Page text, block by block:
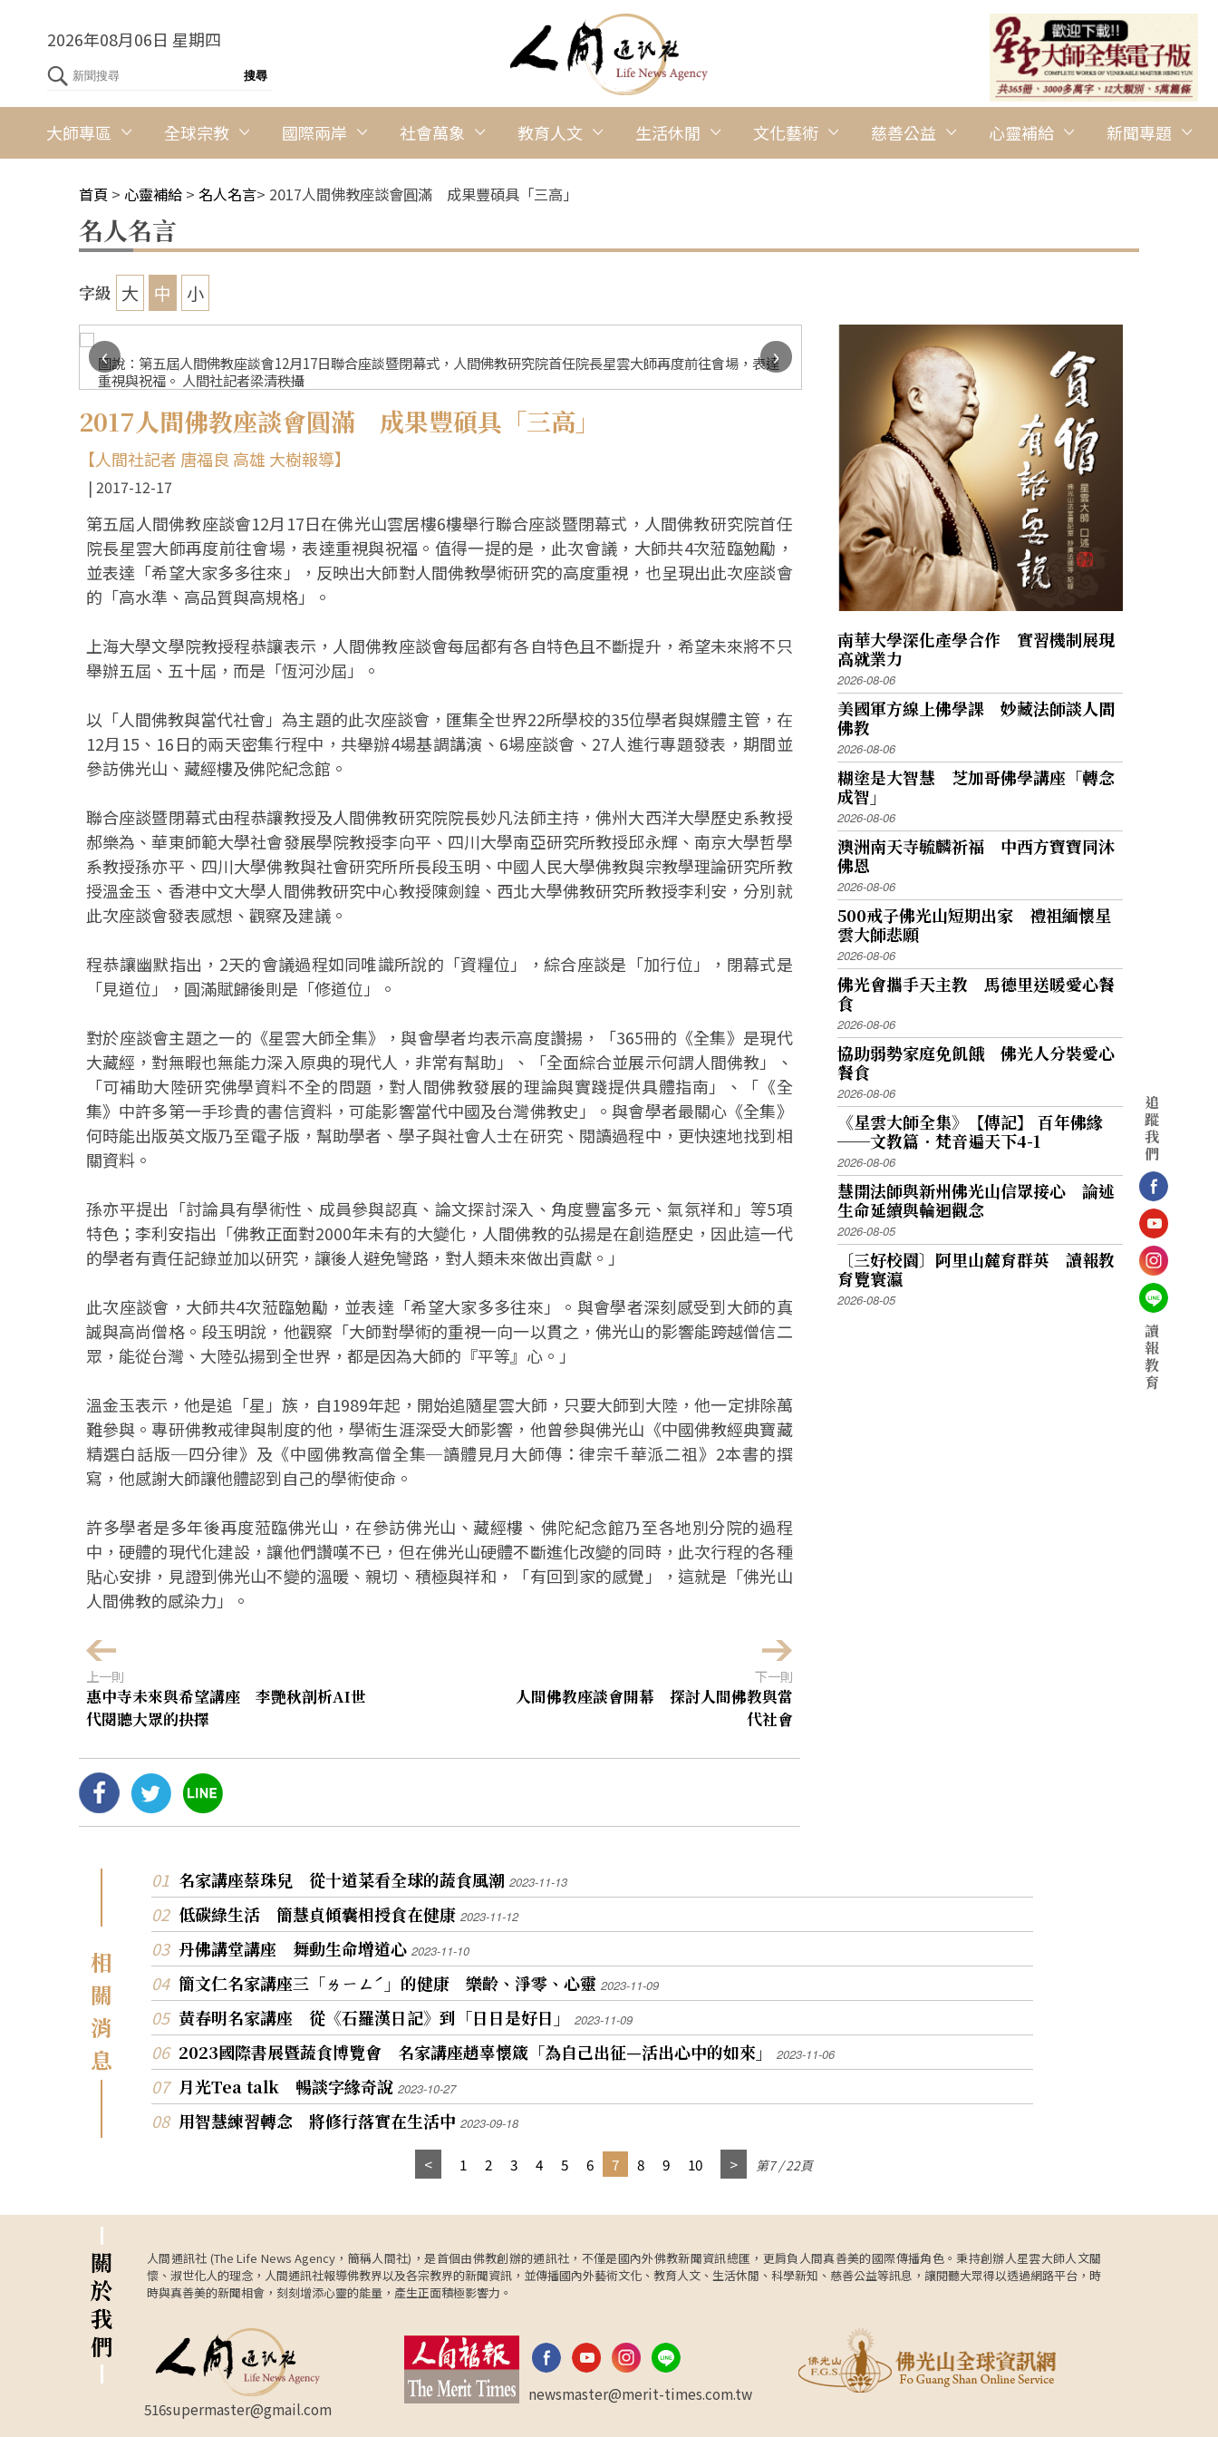
2026年08月06日 星期四
大師專區 全球宗教 國際兩岸 社會萬象 教育人文 生活休閒 文化藝術 慈善公益 心靈補給 新聞專題
首頁 > 心靈補給 > 名人名言> 2017人間佛教座談會圓滿 成果豐碩具「三高」
名人名言
字級 大 中 小
圖說：第五屆人間佛教座談會12月17日聯合座談暨閉幕式，人間佛教研究院首任院長星雲大師再度前往會場，表達
重視與祝福。 人間社記者梁清秩攝
圖說：第五屆人間佛教座談會12月17日在佛光山雲居樓6樓舉行
‹
›
2017人間佛教座談會圓滿 成果豐碩具「三高」
【人間社記者 唐福良 高雄 大樹報導】
2017-12-17
第五屆人間佛教座談會12月17日在佛光山雲居樓6樓舉行聯合座談暨閉幕式，人間佛教研究院首任
院長星雲大師再度前往會場，表達重視與祝福。值得一提的是，此次會議，大師共4次蒞臨勉勵，
並表達「希望大家多多往來」，反映出大師對人間佛教學術研究的高度重視，也呈現出此次座談會
的「高水準、高品質與高規格」。
上海大學文學院教授程恭讓表示，人間佛教座談會每屆都有各自特色且不斷提升，希望未來將不只
舉辦五屆、五十屆，而是「恆河沙屆」。
以「人間佛教與當代社會」為主題的此次座談會，匯集全世界22所學校的35位學者與媒體主管，在
12月15、16日的兩天密集行程中，共舉辦4場基調講演、6場座談會、27人進行專題發表，期間並
參訪佛光山、藏經樓及佛陀紀念館。
聯合座談暨閉幕式由程恭讓教授及人間佛教研究院院長妙凡法師主持，佛州大西洋大學歷史系教授
郝樂為、華東師範大學社會發展學院教授李向平、四川大學南亞研究所教授邱永輝、南京大學哲學
系教授孫亦平、四川大學佛教與社會研究所所長段玉明、中國人民大學佛教與宗教學理論研究所教
授溫金玉、香港中文大學人間佛教研究中心教授陳劍鍠、西北大學佛教研究所教授李利安，分別就
此次座談會發表感想、觀察及建議。
程恭讓幽默指出，2天的會議過程如同唯識所說的「資糧位」，綜合座談是「加行位」，閉幕式是
「見道位」，圓滿賦歸後則是「修道位」。
對於座談會主題之一的《星雲大師全集》，與會學者均表示高度讚揚，「365冊的《全集》是現代
大藏經，對無暇也無能力深入原典的現代人，非常有幫助」、「全面綜合並展示何謂人間佛教」、
「可補助大陸研究佛學資料不全的問題，對人間佛教發展的理論與實踐提供具體指南」、「《全
集》中許多第一手珍貴的書信資料，可能影響當代中國及台灣佛教史」。與會學者最關心《全集》
何時能出版英文版乃至電子版，幫助學者、學子與社會人士在研究、閱讀過程中，更快速地找到相
關資料。
孫亦平提出「討論具有學術性、成員參與認真、論文探討深入、角度豐富多元、氣氛祥和」等5項
特色；李利安指出「佛教正面對2000年未有的大變化，人間佛教的弘揚是在創造歷史，因此這一代
的學者有責任記錄並加以研究，讓後人避免彎路，對人類未來做出貢獻。」
此次座談會，大師共4次蒞臨勉勵，並表達「希望大家多多往來」。與會學者深刻感受到大師的真
誠與高尚僧格。段玉明說，他觀察「大師對學術的重視一向一以貫之，佛光山的影響能跨越僧信二
眾，能從台灣、大陸弘揚到全世界，都是因為大師的『平等』心。」
溫金玉表示，他是追「星」族，自1989年起，開始追隨星雲大師，只要大師到大陸，他一定排除萬
難參與。專研佛教戒律與制度的他，學術生涯深受大師影響，他曾參與佛光山《中國佛教經典寶藏
精選白話版─四分律》及《中國佛教高僧全集─讀體見月大師傳：律宗千華派二祖》2本書的撰
寫，他感謝大師讓他體認到自己的學術使命。
許多學者是多年後再度蒞臨佛光山，在參訪佛光山、藏經樓、佛陀紀念館乃至各地別分院的過程
中，硬體的現代化建設，讓他們讚嘆不已，但在佛光山硬體不斷進化改變的同時，此次行程的各種
貼心安排，見證到佛光山不變的溫暖、親切、積極與祥和，「有回到家的感覺」，這就是「佛光山
人間佛教的感染力」。
上一則
惠中寺未來與希望講座 李艷秋剖析AI世
代閱聽大眾的抉擇
下一則
人間佛教座談會開幕 探討人間佛教與當
代社會
南華大學深化產學合作 實習機制展現
高就業力
2026-08-06
美國軍方線上佛學課 妙藏法師談人間
佛教
2026-08-06
糊塗是大智慧 芝加哥佛學講座「轉念
成智」
2026-08-06
澳洲南天寺毓麟祈福 中西方寶寶同沐
佛恩
2026-08-06
500戒子佛光山短期出家 禮祖緬懷星
雲大師悲願
2026-08-06
佛光會攜手天主教 馬德里送暖愛心餐
食
2026-08-06
協助弱勢家庭免飢餓 佛光人分裝愛心
餐食
2026-08-06
《星雲大師全集》【傳記】 百年佛緣
──文教篇．梵音遍天下4-1
2026-08-06
慧開法師與新州佛光山信眾接心 論述
生命延續與輪迴觀念
2026-08-05
〔三好校園〕阿里山麓育群英 讀報教
育覽寰瀛
2026-08-05
相
關
消
息
名家講座蔡珠兒 從十道菜看全球的蔬食風潮 2023-11-13
低碳綠生活 簡慧貞傾囊相授食在健康 2023-11-12
丹佛講堂講座 舞動生命增道心 2023-11-10
簡文仁名家講座三「ㄌㄧㄥˊ」的健康 樂齡、淨零、心靈 2023-11-09
黃春明名家講座 從《石羅漢日記》到「日日是好日」 2023-11-09
2023國際書展暨蔬食博覽會 名家講座趙辜懷箴「為自己出征—活出心中的如來」 2023-11-06
月光Tea talk 暢談字緣奇說 2023-10-27
用智慧練習轉念 將修行落實在生活中 2023-09-18
1 2 3 4 5 6 7 8 9 10 第7 / 22頁
關
於
我
們
人間通訊社 (The Life News Agency，簡稱人間社)，是首個由佛教創辦的通訊社，不僅是國內外佛教新聞資訊總匯，更肩負人間真善美的國際傳播角色。秉持創辦人星雲大師人文關
懷、淑世化人的理念，人間通訊社報導佛教界以及各宗教界的新聞資訊，並傳播國內外藝術文化、教育人文、生活休閒、科學新知、慈善公益等訊息，讓閱聽大眾得以透過網路平台，時
時與真善美的新聞相會，刻刻增添心靈的能量，產生正面積極影響力。
516supermaster@gmail.com
newsmaster@merit-times.com.tw
追
蹤
我
們
讀
報
教
育